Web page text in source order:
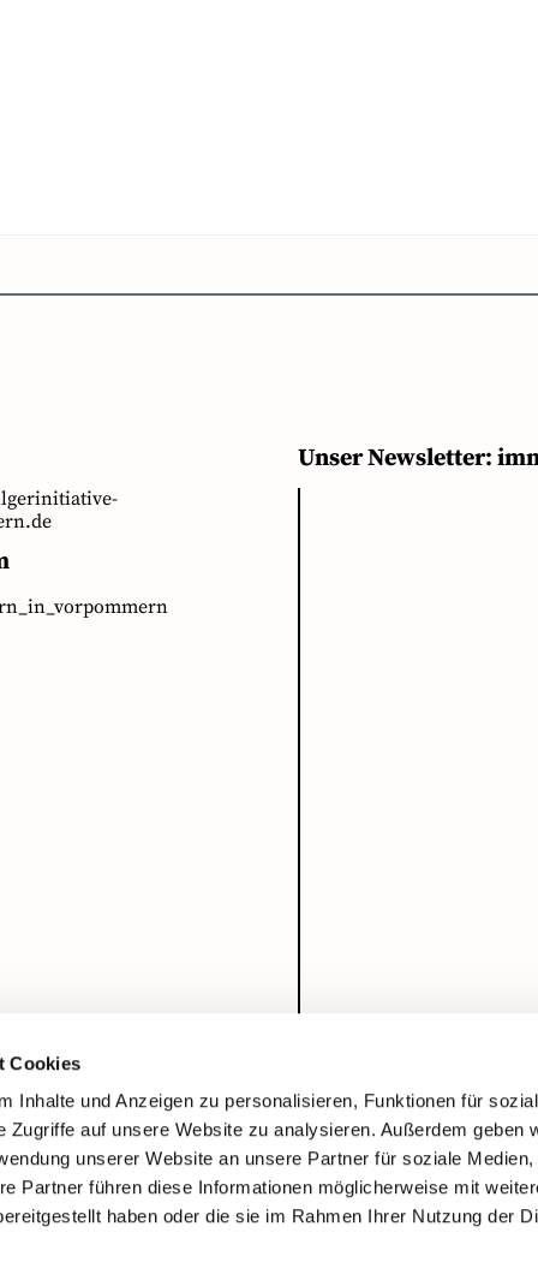
Cookies
Inhalte und Anzeigen zu personalisieren, Funktionen für
Zugriffe auf unsere Website zu analysieren. Außerdem geben
unserer Website an unsere Partner für soziale Medien,
Partner führen diese Informationen möglicherweise mit
haben oder die sie im Rahmen Ihrer Nutzung der
Unser Newsletter: